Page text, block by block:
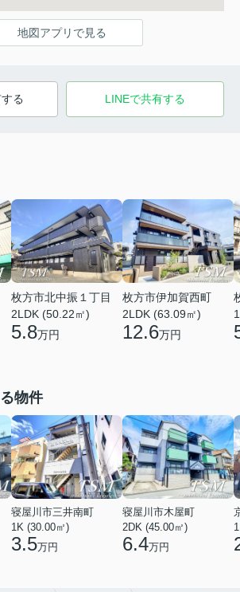
地図アプリで見る
る LINEで共有する
枚方市北中振１丁目
2LDK (50.22㎡)
5.8万円
枚方市伊加賀西町
2LDK (63.09㎡)
12.6万円
物件
寝屋川市三井南町
1K (30.00㎡)
3.5万円
寝屋川市木屋町
2DK (45.00㎡)
6.4万円